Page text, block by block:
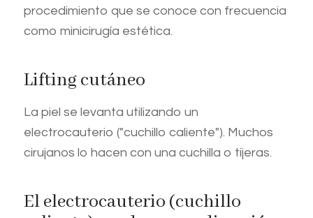
procedimiento que se conoce con frecuencia
como minicirugía estética.
Lifting cutáneo
La piel se levanta utilizando un
electrocauterio ("cuchillo caliente"). Muchos
cirujanos lo hacen con una cuchilla o tijeras.
El electrocauterio (cuchillo